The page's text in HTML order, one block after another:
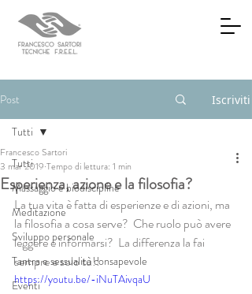
Post Iscriviti
Tutti
Massaggio e biodiscipline
Meditazione
Sviluppo personale
Tantra e sessualità consapevole
Eventi
Tutti
Esperienza, azione e la filosofia?
Francesco Sartori
3 mar 2019 Tempo di lettura: 1 min
La tua vita è fatta di esperienze e di azioni, ma
la filosofia a cosa serve?  Che ruolo può avere
leggere e informarsi?  La differenza la fai
sempre e solo tu!!
https://youtu.be/-iNuTAivqaU